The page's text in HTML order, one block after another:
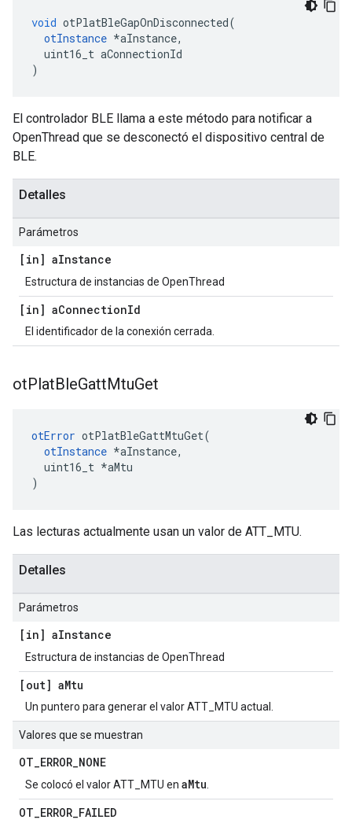
void otPlatBleGapOnDisconnected(
otInstance *aInstance,
uint16_t aConnectionId
)
El controlador BLE llama a este método para notificar a
OpenThread que se desconectó el dispositivo central de
BLE.
Detalles
Parámetros
[in] aInstance
Estructura de instancias de OpenThread
[in] aConnectionId
El identificador de la conexión cerrada.
otPlatBleGattMtuGet
otError otPlatBleGattMtuGet(
otInstance *aInstance,
uint16_t *aMtu
)
Las lecturas actualmente usan un valor de ATT_MTU.
Detalles
Parámetros
[in] aInstance
Estructura de instancias de OpenThread
[out] aMtu
Un puntero para generar el valor ATT_MTU actual.
Valores que se muestran
OT_ERROR_NONE
Se colocó el valor ATT_MTU en aMtu
OT_ERROR_FAILED